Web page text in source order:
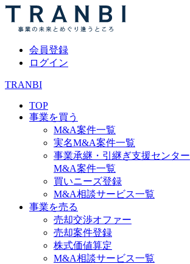
会員登録
ログイン
TRANBI
TOP
事業を買う
M&A案件一覧
実名M&A案件一覧
事業承継・引継ぎ支援センター
M&A案件一覧
買いニーズ登録
M&A相談サービス一覧
事業を売る
売却交渉オファー
売却案件登録
株式価値算定
M&A相談サービス一覧